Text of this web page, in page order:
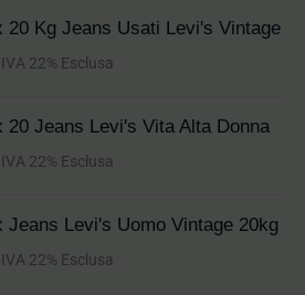
20 Kg Jeans Usati Levi's Vintage
IVA 22% Esclusa
20 Jeans Levi's Vita Alta Donna
IVA 22% Esclusa
Jeans Levi's Uomo Vintage 20kg
IVA 22% Esclusa